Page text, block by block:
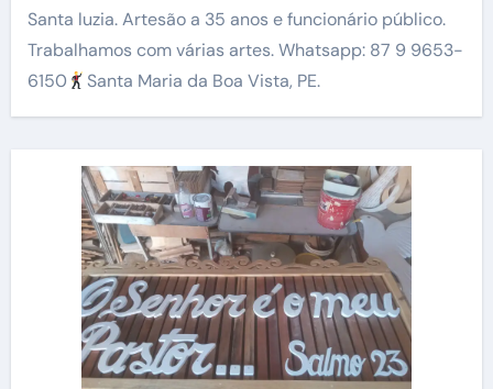
Santa luzia. Artesão a 35 anos e funcionário público.
Trabalhamos com várias artes. Whatsapp: 87 9 9653-
6150
Santa Maria da Boa Vista, PE.